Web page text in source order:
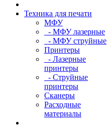
Техника для печати
МФУ
- МФУ лазерные
- МФУ струйные
Принтеры
- Лазерные
принтеры
- Струйные
принтеры
Сканеры
Расходные
материалы